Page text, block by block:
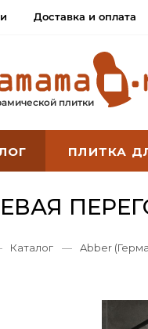
Доставка и оплата
плитки
ПЛИТКА
Каталог — Abber